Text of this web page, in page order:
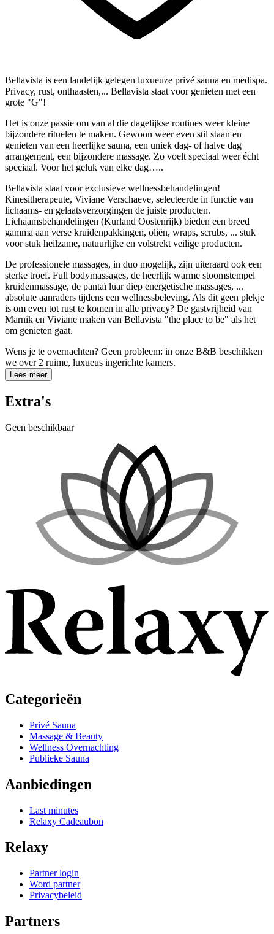
Bellavista is een landelijk gelegen luxueuze privé sauna en medispa.
Privacy, rust, onthaasten,... Bellavista staat voor genieten met een
grote "G"!
Het is onze passie om van al die dagelijkse routines weer kleine
bijzondere rituelen te maken. Gewoon weer even stil staan en
genieten van een heerlijke sauna, een uniek dag- of halve dag
arrangement, een bijzondere massage. Zo voelt speciaal weer écht
speciaal. Voor het geluk van elke dag…..
Bellavista staat voorexclusieve wellnessbehandelingen!
Kinesitherapeute, Viviane Verschaeve, selecteerde in functie van
lichaams- en gelaatsverzorgingen de juiste producten.
Lichaamsbehandelingen (Kurland Oostenrijk) bieden een breed
gamma aan verse kruidenpakkingen, oliën, wraps, scrubs, ... stuk
voor stuk heilzame, natuurlijke en volstrekt veilige producten.
De professionele massages, in duo mogelijk, zijn uiteraard ook een
sterke troef. Full bodymassages, de heerlijk warme stoomstempel
kruidenmassage, de pantaï luar diep energetische massages, ...
absolute aanraders tijdens een wellnessbeleving. Als dit geen plekje
is om even tot rust te komen in alle privacy? De gastvrijheid van
Marnik en Viviane maken van Bellavista "the place to be" als het
om genieten gaat.
Wens je te overnachten? Geen probleem: in onze B&B beschikken
we over 2 ruime, luxueus ingerichte kamers.
Lees meer
Extra's
Geen beschikbaar
Categorieën
Privé Sauna
Massage & Beauty
Wellness Overnachting
Publieke Sauna
Aanbiedingen
Last minutes
Relaxy Cadeaubon
Relaxy
Partner login
Word partner
Privacybeleid
Partners